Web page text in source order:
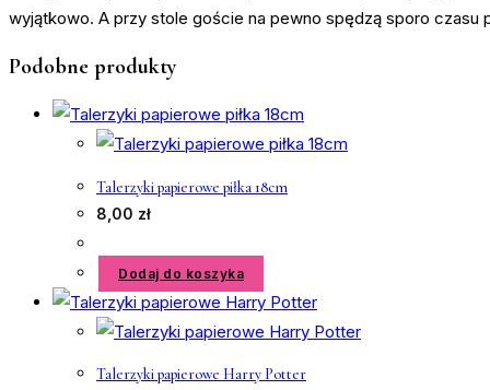
wyjątkowo. A przy stole goście na pewno spędzą sporo czasu
Podobne produkty
Talerzyki papierowe piłka 18cm
8,00 zł
Dodaj do koszyka
Talerzyki papierowe Harry Potter